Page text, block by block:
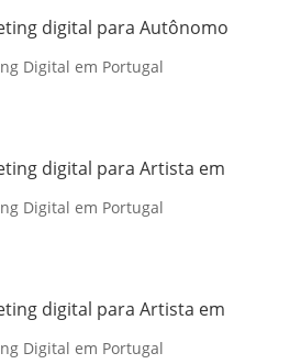
digital para Autônomo
Digital em Portugal
digital para Artista em
Digital em Portugal
digital para Artista em
Digital em Portugal